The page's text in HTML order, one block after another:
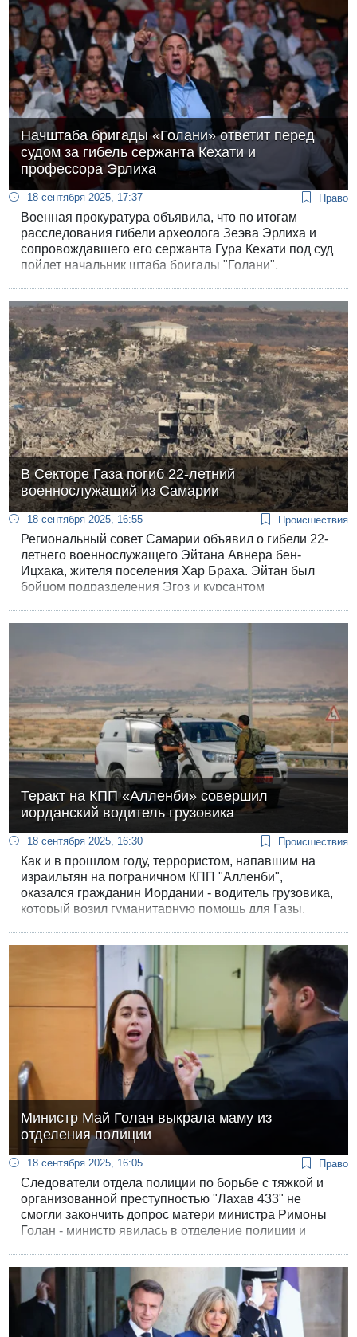
Начштаба бригады «Голани» ответит перед
судом за гибель сержанта Кехати и
профессора Эрлиха
18 сентября 2025, 17:37 Право
Военная прокуратура объявила, что по итогам
расследования гибели археолога Зеэва Эрлиха и
сопровождавшего его сержанта Гура Кехати под суд
пойдет начальник штаба бригады "Голани",
В Секторе Газа погиб 22-летний
военнослужащий из Самарии
18 сентября 2025, 16:55 Происшествия
Региональный совет Самарии объявил о гибели 22-
летнего военнослужащего Эйтана Авнера бен-
Ицхака, жителя поселения Хар Браха. Эйтан был
бойцом подразделения Эгоз и курсантом
Теракт на КПП «Алленби» совершил
иорданский водитель грузовика
18 сентября 2025, 16:30 Происшествия
Как и в прошлом году, террористом, напавшим на
израильтян на пограничном КПП "Алленби",
оказался гражданин Иордании - водитель грузовика,
который возил гуманитарную помощь для Газы.
Министр Май Голан выкрала маму из
отделения полиции
18 сентября 2025, 16:05 Право
Следователи отдела полиции по борьбе с тяжкой и
организованной преступностью "Лахав 433" не
смогли закончить допрос матери министра Римоны
Голан - министр явилась в отделение полиции и